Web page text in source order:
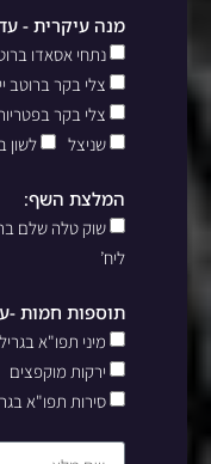
מנה עיקרית - עד 2 סוגים לבחירה (חצי-
נתחי אסאדו
צלי בקר ברוטב
צלי בקר
שניצל
לשון
המלצת השף:
ליח’
תוספות חמות -עד 3 סוגים
מיני תפו"א בגריל
ירקות מוקפצים
סירות תפו"א